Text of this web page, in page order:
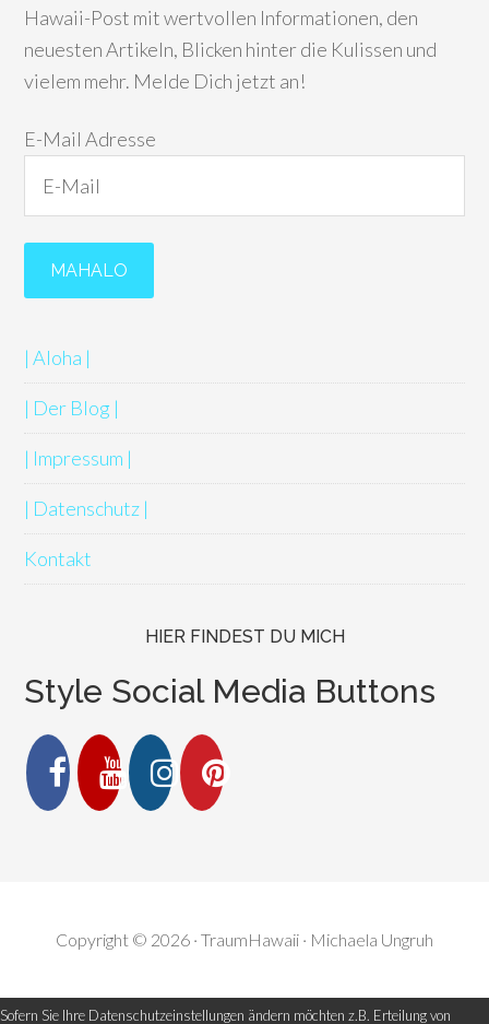
Hawaii-Post mit wertvollen Informationen, den
neuesten Artikeln, Blicken hinter die Kulissen und
vielem mehr. Melde Dich jetzt an!
E-Mail Adresse
| Aloha |
| Der Blog |
| Impressum |
| Datenschutz |
Kontakt
HIER FINDEST DU MICH
Style Social Media Buttons
Copyright © 2026 · TraumHawaii · Michaela Ungruh
Sofern Sie Ihre Datenschutzeinstellungen ändern möchten z.B. Erteilung von